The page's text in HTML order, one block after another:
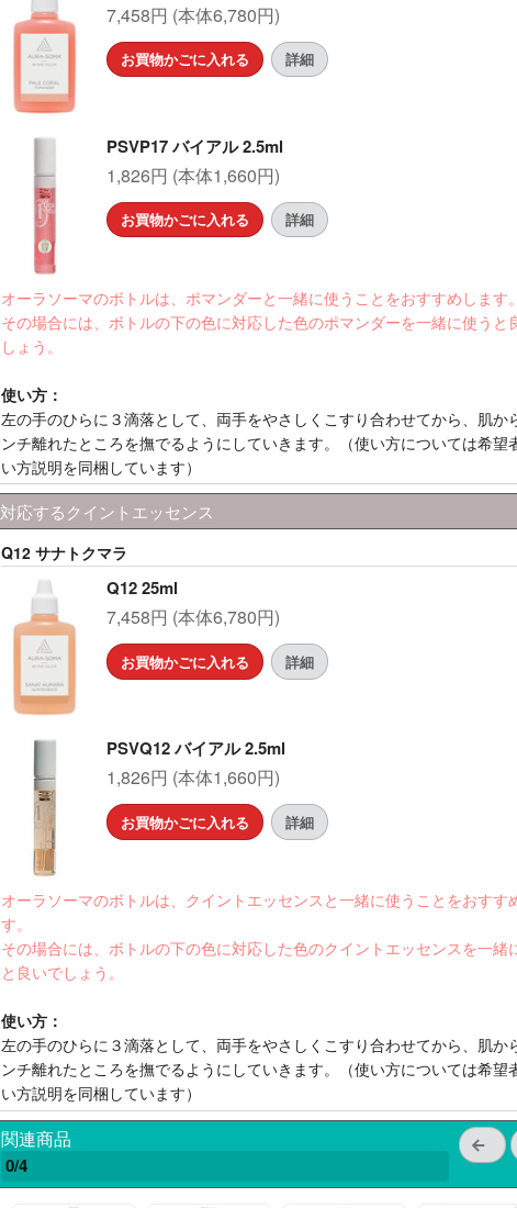
7,458円 (本体6,780円)
お買物かごに入れる 詳細
PSVP17 バイアル 2.5ml
1,826円 (本体1,660円)
お買物かごに入れる 詳細
オーラソーマのボトルは、ポマンダーと一緒に使うことをおすすめします
その場合には、ボトルの下の色に対応した色のポマンダーを一緒に使うと
しょう。
使い方：
左の手のひらに３滴落として、両手をやさしくこすり合わせてから、肌か
ンチ離れたところを撫でるようにしていきます。（使い方については希望
い方説明を同梱しています）
対応するクイントエッセンス
Q12 サナトクマラ
Q12 25ml
7,458円 (本体6,780円)
お買物かごに入れる 詳細
PSVQ12 バイアル 2.5ml
1,826円 (本体1,660円)
お買物かごに入れる 詳細
オーラソーマのボトルは、クイントエッセンスと一緒に使うことをおすす
す。
その場合には、ボトルの下の色に対応した色のクイントエッセンスを一緒
と良いでしょう。
使い方：
左の手のひらに３滴落として、両手をやさしくこすり合わせてから、肌か
ンチ離れたところを撫でるようにしていきます。（使い方については希望
い方説明を同梱しています）
関連商品
0/4